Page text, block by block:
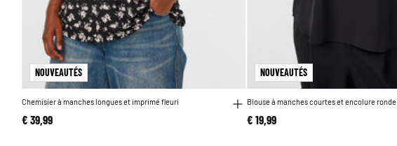
NOUVEAUTÉS
Chemisier à manches longues et imprimé fleuri
€ 39,99
NOUVEAUTÉS
Blouse à manches courtes et encolure ronde
€ 19,99